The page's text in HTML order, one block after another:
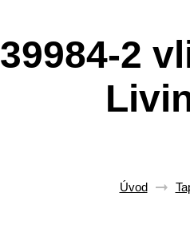
39984-2
Úvod